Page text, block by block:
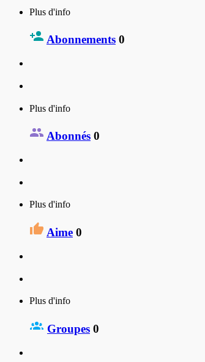
Plus d'info
Abonnements 0
Plus d'info
Abonnés 0
Plus d'info
Aime 0
Plus d'info
Groupes 0